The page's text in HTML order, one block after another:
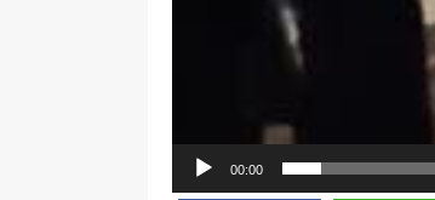
00:00